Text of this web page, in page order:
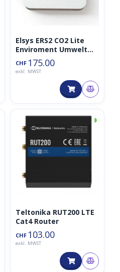
Elsys ERS2 CO2 Lite
Enviroment Umwelt
LoRaWAN Sensor
868MHz
CHF 175.00
exkl. MWST
◑
Teltonika RUT200 LTE
Cat4 Router
CHF 103.00
exkl. MWST